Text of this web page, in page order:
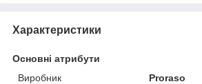
Характеристики
Основні атрибути
Виробник
Proraso